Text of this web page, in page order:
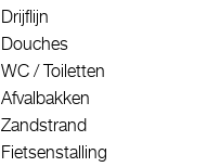
Drijflijn
Douches
WC / Toiletten
Afvalbakken
Zandstrand
Fietsenstalling